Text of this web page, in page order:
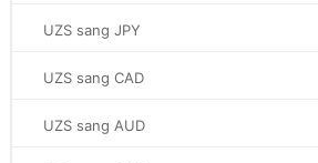
UZS sang JPY
UZS sang CAD
UZS sang AUD